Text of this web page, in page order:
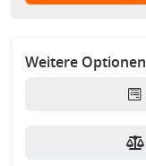
Weitere Optionen